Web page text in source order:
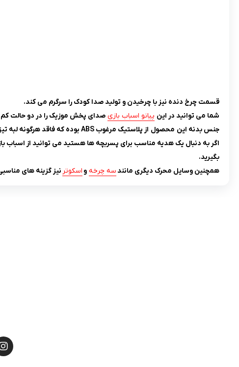
قسمت چرخ دنده نیز با چرخیدن و تولید صدا کودک را سرگرم می کند.
شما می توانید در این پیانو اسباب بازی صدای پخش موزیک را در دو حالت کم
جنس بدنه این محصول از پلاستیک مرغوب ABS بوده که فاقد هرگونه لبه تیز و برنده می باشد و هیچگونه آسیبی به بدن کودک نمی رساند.
اگر به دنبال یک هدیه مناسب برای پسربچه ها هستید می توانید از اسباب
بگیرید.
همچنین وسایل محرک دیگری مانند سه چرخه و اسکوتر نیز گزینه های